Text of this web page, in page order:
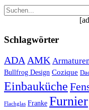
Schlagwörter
ADA AMK
Bullfrog Design Cozique
Einbauküche
Flachglas Franke Furnier